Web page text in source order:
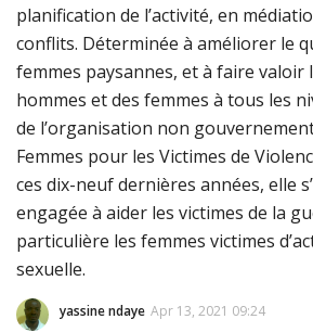
Magazine
Partenaires
Connexion
Register
Français
planification de l’activité, en
conflits. Déterminée à améliorer le
femmes paysannes, et à faire valoir
hommes et des femmes à tous les
de l’organisation non
Femmes pour les Victimes de
ces dix-neuf dernières années, elle
engagée à aider les victimes de la
particulière les femmes victimes
sexuelle.
yassine ndaye Apr 13, 2021 09:24